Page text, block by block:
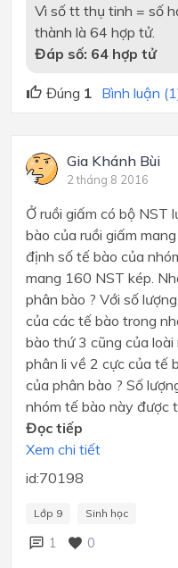
Vì số tt thụ tinh = số
thành là 64 hợp tử.
Đáp số: 64 hợp tử
Đúng 1 Bình luận
Gia Khánh Bùi
2 tháng 8 2016
Ở ruồi giấm có bộ NST
bào của ruồi giấm
định số tế bào của
mang 160 NST kép.
phân bào ? Với số
của các tế bào trong
bào thứ 3 cũng của
phân li về 2 cực của tế
của phân bào ? Số
nhóm tế bào này được
Đọc tiếp
Xem chi tiết
id:70198
Lớp 9 Sinh học
1 0